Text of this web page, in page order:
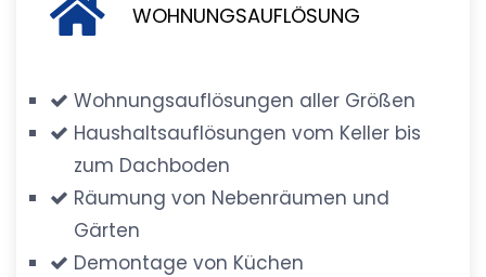
WOHNUNGSAUFLÖSUNG
Wohnungsauflösungen aller Größen
Haushaltsauflösungen vom Keller bis
zum Dachboden
Räumung von Nebenräumen und
Gärten
Demontage von Küchen